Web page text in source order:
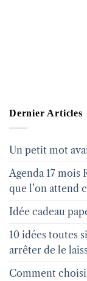
Dernier Articles
Un petit mot
Agenda 17 mois
que l’on attend
Idée cadeau
10 idées toutes
arrêter de le
Comment